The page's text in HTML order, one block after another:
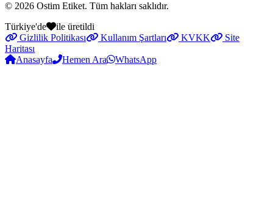
© 2026 Ostim Etiket. Tüm hakları saklıdır.
Türkiye'de
ile üretildi
Gizlilik Politikası
Kullanım Şartları KVKK
Site
Haritası
Anasayfa
Hemen Ara WhatsApp